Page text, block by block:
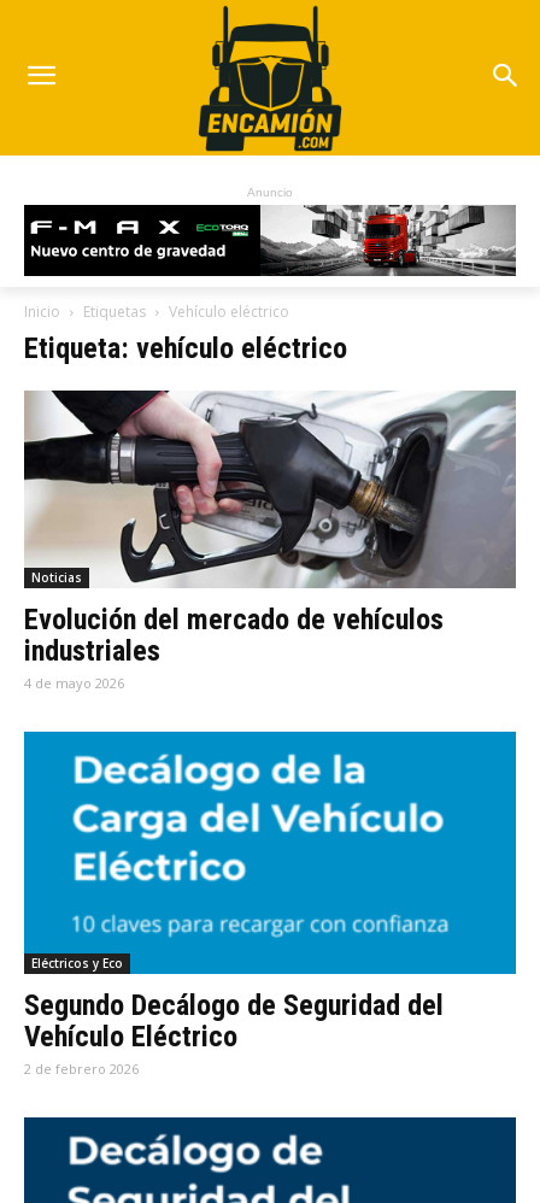
Anuncio
Inicio Etiquetas Vehículo eléctrico
Etiqueta: vehículo eléctrico
Noticias
Evolución del mercado de vehículos
industriales
4 de mayo 2026
Eléctricos y Eco
Segundo Decálogo de Seguridad del
Vehículo Eléctrico
2 de febrero 2026